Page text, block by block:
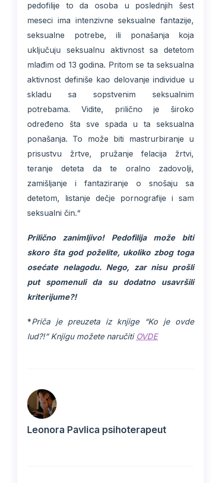
pedofilije to da osoba u poslednjih šest
meseci ima intenzivne seksualne fantazije,
seksualne potrebe, ili ponašanja koja
uključuju seksualnu aktivnost sa detetom
mlađim od 13 godina. Pritom se ta seksualna
aktivnost definiše kao delovanje individue u
skladu sa sopstvenim seksualnim
potrebama. Vidite, prilično je široko
određeno šta sve spada u ta seksualna
ponašanja. To može biti mastrurbiranje u
prisustvu žrtve, pružanje felacija žrtvi,
teranje deteta da te oralno zadovolji,
zamišljanje i fantaziranje o snošaju sa
detetom, listanje dečje pornografije i sam
seksualni čin.“
Prilično zanimljivo! Pedofilija može biti
skoro šta god poželite, ukoliko zbog toga
osećate nelagodu. Nego, zar nisu prošli
put spomenuli da su dodatno usavršili
kriterijume?!
*Priča je preuzeta iz knjige “Ko je ovde
lud?!” Knjigu možete naručiti OVDE
Leonora Pavlica psihoterapeut